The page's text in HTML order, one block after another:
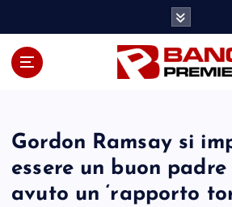
Gordon Ramsay si
essere un buon
avuto un ‘rapporto